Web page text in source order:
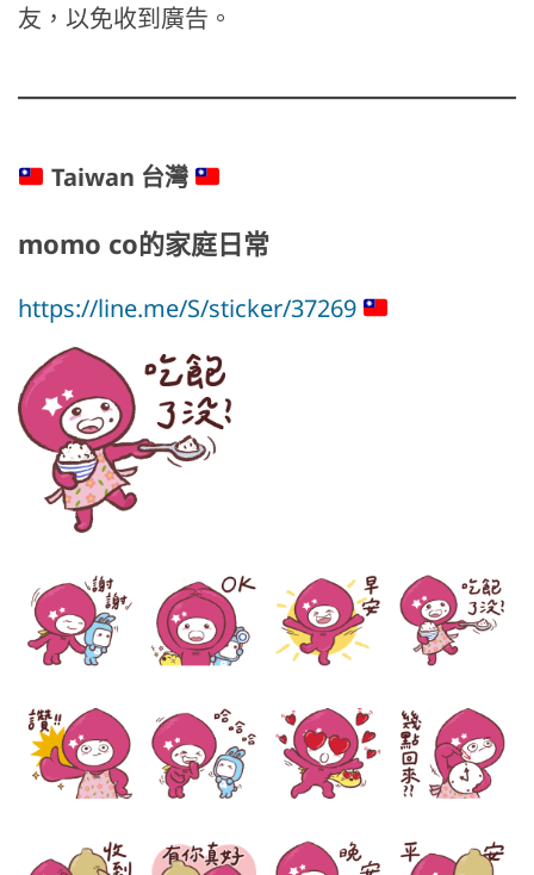
友，以免收到廣告。
Taiwan 台灣
momo co的家庭日常
https://line.me/S/sticker/37269